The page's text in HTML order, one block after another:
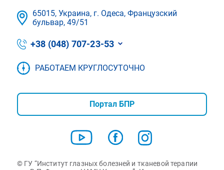
65015, Украина, г. Одеса, Французский
бульвар, 49/51
+38 (048) 707-23-53
РАБОТАЕМ КРУГЛОСУТОЧНО
Портал БПР
© ГУ “Институт глазных болезней и тканевой терапии